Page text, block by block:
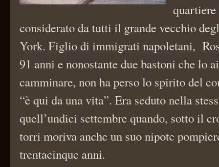
considerato da tutti il grande vecchio
York. Figlio di immigrati napoletani,
91 anni e nonostante due bastoni che lo
camminare, non ha perso lo spirito del
“è qui da una vita”. Era seduto nella
quell’undici settembre quando, sotto il
torri moriva anche un suo nipote
trentacinque anni.